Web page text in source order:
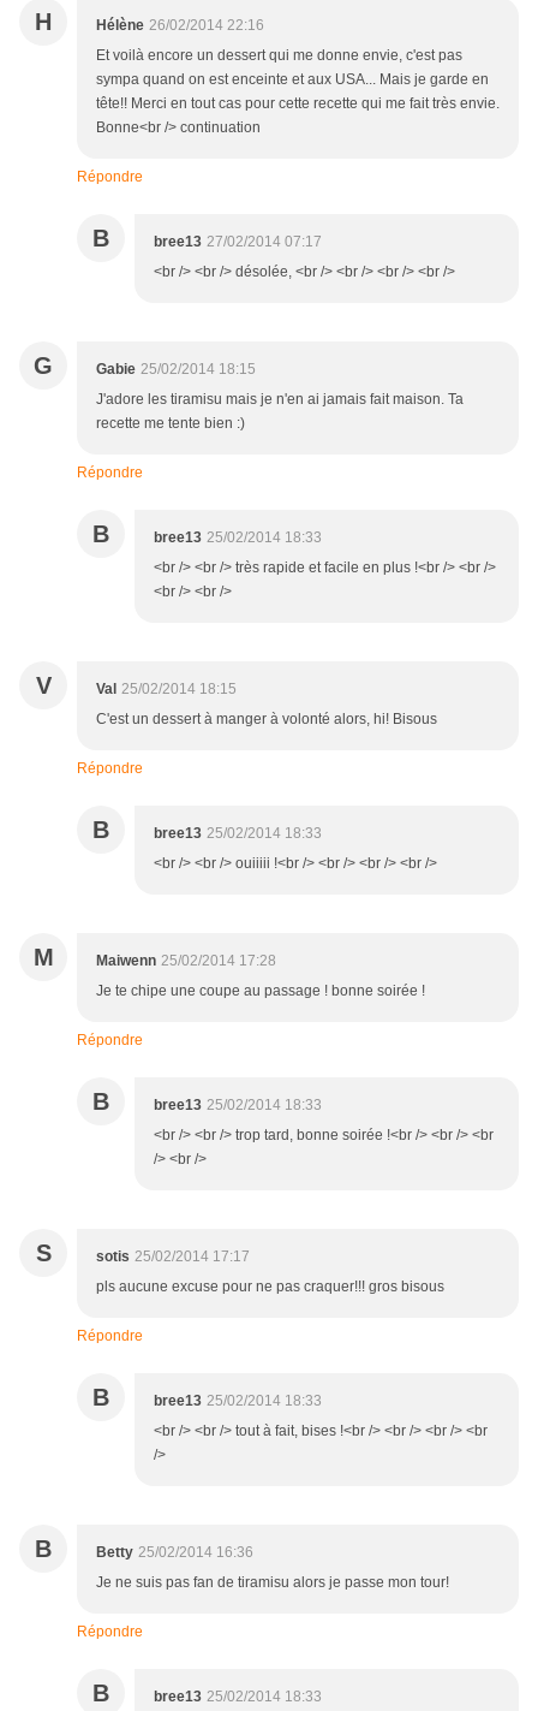
H Hélène 26/02/2014 22:16
Et voilà encore un dessert qui me donne envie, c'est pas
sympa quand on est enceinte et aux USA... Mais je garde en
tête!! Merci en tout cas pour cette recette qui me fait très envie.
Bonne<br /> continuation
Répondre
B bree13 27/02/2014 07:17
<br /> <br /> désolée, <br /> <br /> <br /> <br />
G Gabie 25/02/2014 18:15
J'adore les tiramisu mais je n'en ai jamais fait maison. Ta
recette me tente bien :)
Répondre
B bree13 25/02/2014 18:33
<br /> <br /> très rapide et facile en plus !<br /> <br />
<br /> <br />
V Val 25/02/2014 18:15
C'est un dessert à manger à volonté alors, hi! Bisous
Répondre
B bree13 25/02/2014 18:33
<br /> <br /> ouiiiii !<br /> <br /> <br /> <br />
M Maiwenn 25/02/2014 17:28
Je te chipe une coupe au passage ! bonne soirée !
Répondre
B bree13 25/02/2014 18:33
<br /> <br /> trop tard, bonne soirée !<br /> <br /> <br
/> <br />
S sotis 25/02/2014 17:17
pls aucune excuse pour ne pas craquer!!! gros bisous
Répondre
B bree13 25/02/2014 18:33
<br /> <br /> tout à fait, bises !<br /> <br /> <br /> <br
/>
B Betty 25/02/2014 16:36
Je ne suis pas fan de tiramisu alors je passe mon tour!
Répondre
B bree13 25/02/2014 18:33